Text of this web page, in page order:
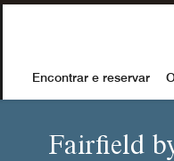
Encontrar e reservar
Fairfield